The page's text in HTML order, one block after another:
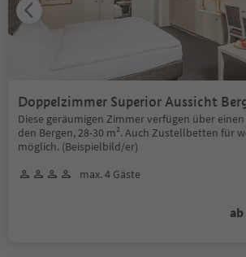
Doppelzimmer Superior Aussicht
Diese geräumigen Zimmer verfügen über
den Bergen, 28-30 m². Auch Zustellbetten für
möglich. (Beispielbild/er)
max. 4 Gäste